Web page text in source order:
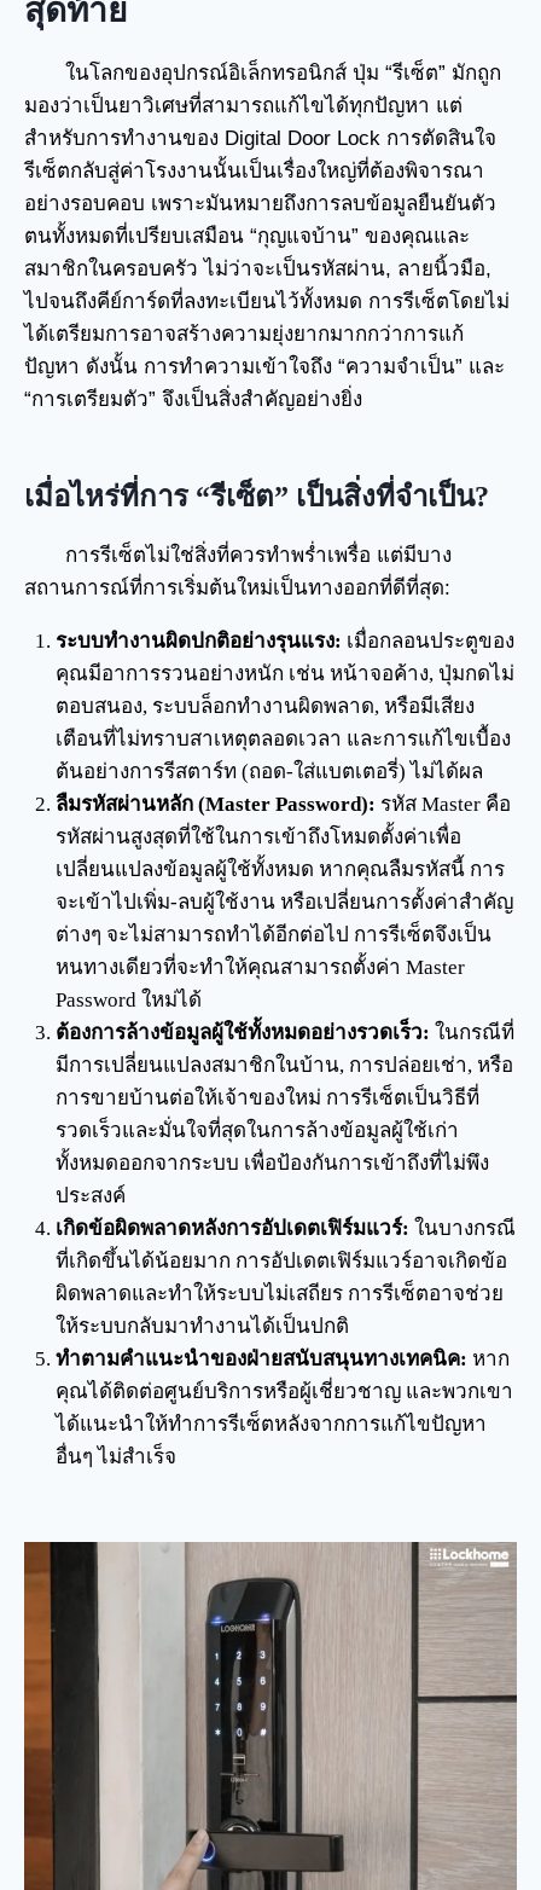
สุดท้าย
ในโลกของอุปกรณ์อิเล็กทรอนิกส์ ปุ่ม “รีเซ็ต” มักถูก
มองว่าเป็นยาวิเศษที่สามารถแก้ไขได้ทุกปัญหา แต่
สำหรับการทำงานของ Digital Door Lock การตัดสินใจ
รีเซ็ตกลับสู่ค่าโรงงานนั้นเป็นเรื่องใหญ่ที่ต้องพิจารณา
อย่างรอบคอบ เพราะมันหมายถึงการลบข้อมูลยืนยันตัว
ตนทั้งหมดที่เปรียบเสมือน “กุญแจบ้าน” ของคุณและ
สมาชิกในครอบครัว ไม่ว่าจะเป็นรหัสผ่าน, ลายนิ้วมือ,
ไปจนถึงคีย์การ์ดที่ลงทะเบียนไว้ทั้งหมด การรีเซ็ตโดยไม่
ได้เตรียมการอาจสร้างความยุ่งยากมากกว่าการแก้
ปัญหา ดังนั้น การทำความเข้าใจถึง “ความจำเป็น” และ
“การเตรียมตัว” จึงเป็นสิ่งสำคัญอย่างยิ่ง
เมื่อไหร่ที่การ “รีเซ็ต” เป็นสิ่งที่จำเป็น?
การรีเซ็ตไม่ใช่สิ่งที่ควรทำพร่ำเพรื่อ แต่มีบาง
สถานการณ์ที่การเริ่มต้นใหม่เป็นทางออกที่ดีที่สุด:
ระบบทำงานผิดปกติอย่างรุนแรง: เมื่อกลอนประตูของ
คุณมีอาการรวนอย่างหนัก เช่น หน้าจอค้าง, ปุ่มกดไม่
ตอบสนอง, ระบบล็อกทำงานผิดพลาด, หรือมีเสียง
เตือนที่ไม่ทราบสาเหตุตลอดเวลา และการแก้ไขเบื้อง
ต้นอย่างการรีสตาร์ท (ถอด-ใส่แบตเตอรี่) ไม่ได้ผล
ลืมรหัสผ่านหลัก (Master Password): รหัส Master คือ
รหัสผ่านสูงสุดที่ใช้ในการเข้าถึงโหมดตั้งค่าเพื่อ
เปลี่ยนแปลงข้อมูลผู้ใช้ทั้งหมด หากคุณลืมรหัสนี้ การ
จะเข้าไปเพิ่ม-ลบผู้ใช้งาน หรือเปลี่ยนการตั้งค่าสำคัญ
ต่างๆ จะไม่สามารถทำได้อีกต่อไป การรีเซ็ตจึงเป็น
หนทางเดียวที่จะทำให้คุณสามารถตั้งค่า Master
Password ใหม่ได้
ต้องการล้างข้อมูลผู้ใช้ทั้งหมดอย่างรวดเร็ว: ในกรณีที่
มีการเปลี่ยนแปลงสมาชิกในบ้าน, การปล่อยเช่า, หรือ
การขายบ้านต่อให้เจ้าของใหม่ การรีเซ็ตเป็นวิธีที่
รวดเร็วและมั่นใจที่สุดในการล้างข้อมูลผู้ใช้เก่า
ทั้งหมดออกจากระบบ เพื่อป้องกันการเข้าถึงที่ไม่พึง
ประสงค์
เกิดข้อผิดพลาดหลังการอัปเดตเฟิร์มแวร์: ในบางกรณี
ที่เกิดขึ้นได้น้อยมาก การอัปเดตเฟิร์มแวร์อาจเกิดข้อ
ผิดพลาดและทำให้ระบบไม่เสถียร การรีเซ็ตอาจช่วย
ให้ระบบกลับมาทำงานได้เป็นปกติ
ทำตามคำแนะนำของฝ่ายสนับสนุนทางเทคนิค: หาก
คุณได้ติดต่อศูนย์บริการหรือผู้เชี่ยวชาญ และพวกเขา
ได้แนะนำให้ทำการรีเซ็ตหลังจากการแก้ไขปัญหา
อื่นๆ ไม่สำเร็จ